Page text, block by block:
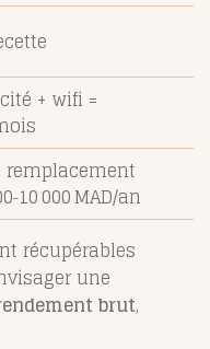
+ wifi =
remplacement
000 MAD/an
récupérables
une
brut,